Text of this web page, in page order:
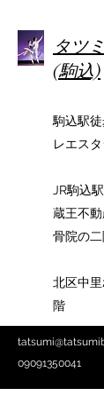
タツ
(駒込)
駒込駅
レエスタ
JR駒込
蔵王不
骨院の二
北区中
階
09091350041